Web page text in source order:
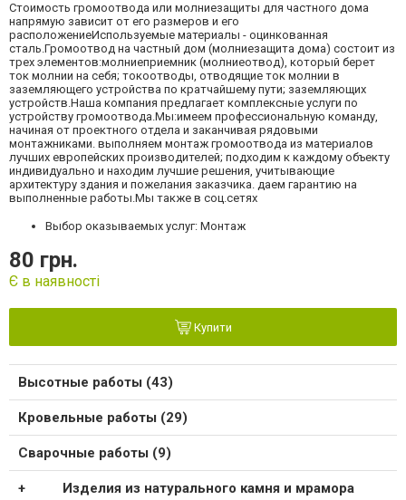
Стоимость громоотвода или молниезащиты для частного дома
напрямую зависит от его размеров и его
расположениеИспользуемые материалы - оцинкованная
сталь.Громоотвод на частный дом (молниезащита дома) состоит из
трех элементов:молниеприемник (молниеотвод), который берет
ток молнии на себя; токоотводы, отводящие ток молнии в
заземляющего устройства по кратчайшему пути; заземляющих
устройств.Наша компания предлагает комплексные услуги по
устройству громоотвода.Мы:имеем профессиональную команду,
начиная от проектного отдела и заканчивая рядовыми
монтажниками. выполняем монтаж громоотвода из материалов
лучших европейских производителей; подходим к каждому объекту
индивидуально и находим лучшие решения, учитывающие
архитектуру здания и пожелания заказчика. даем гарантию на
выполненные работы.Мы также в соц.сетях
Выбор оказываемых услуг: Монтаж
80 грн.
Є в наявності
Купити
Высотные работы (43)
Кровельные работы (29)
Сварочные работы (9)
Изделия из натурального камня и мрамора